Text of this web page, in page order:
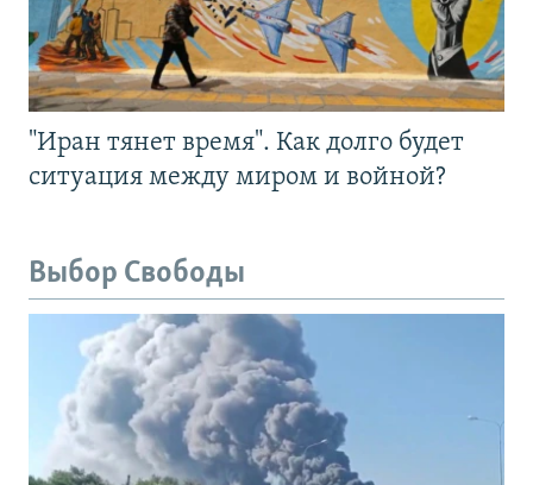
"Иран тянет время". Как долго будет
ситуация между миром и войной?
Выбор Свободы